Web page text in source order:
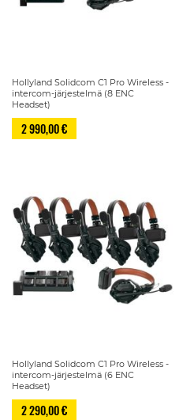
Hollyland Solidcom C1 Pro Wireless -
intercom-järjestelmä (8 ENC
Headset)
2 990,00 €
Hollyland Solidcom C1 Pro Wireless -
intercom-järjestelmä (6 ENC
Headset)
2 290,00 €